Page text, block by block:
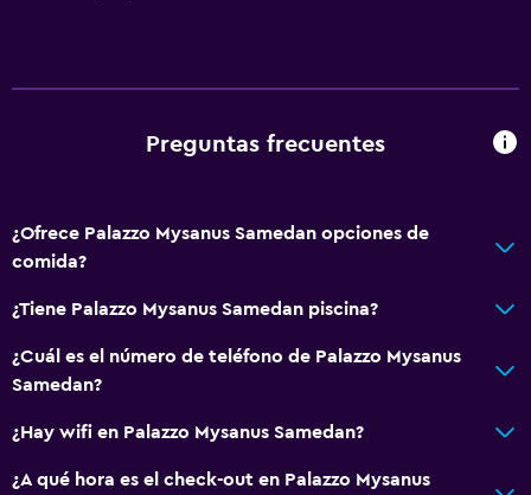
Adaptador
General
Habitaciones familiares
Piso de parquet o madera noble
Preguntas frecuentes
¿Ofrece Palazzo Mysanus Samedan opciones de
comida?
¿Tiene Palazzo Mysanus Samedan piscina?
¿Cuál es el número de teléfono de Palazzo Mysanus
Samedan?
¿Hay wifi en Palazzo Mysanus Samedan?
¿A qué hora es el check-out en Palazzo Mysanus